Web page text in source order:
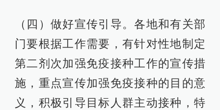
（四）做好宣传引导。各地和有关部
门要根据工作需要，有针对性地制定
第二剂次加强免疫接种工作的宣传措
施，重点宣传加强免疫接种的目的意
义，积极引导目标人群主动接种，特